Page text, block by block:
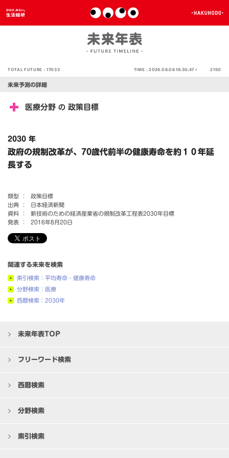
TOTAL FUTURE :17033 TIME :2026.08.08 16:30:47 > 2150
未来予測の詳細
医療分野 の 政策目標
2030 年
政府の規制改革が、70歳代前半の健康寿命を約１０年延
長する
類型 ：
政策目標
出典 ：
日本経済新聞
資料 ：
新技術のための経済産業省の規制改革工程表2030年目標
発表 ：
2016年8月20日
関連する未来を検索
索引検索：平均寿命・健康寿命
分野検索：医療
西暦検索：2030年
未来年表TOP
フリーワード検索
西暦検索
分野検索
索引検索